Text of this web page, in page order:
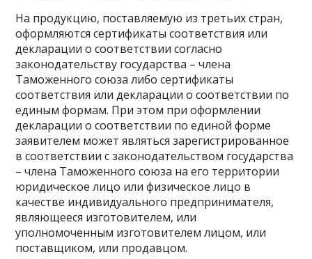
На продукцию, поставляемую из третьих стран,
оформляются сертификаты соответствия или
декларации о соответствии согласно
законодательству государства – члена
Таможенного союза либо сертификаты
соответствия или декларации о соответствии по
единым формам. При этом при оформлении
декларации о соответствии по единой форме
заявителем может являться зарегистрированное
в соответствии с законодательством государства
– члена Таможенного союза на его территории
юридическое лицо или физическое лицо в
качестве индивидуального предпринимателя,
являющееся изготовителем, или
уполномоченным изготовителем лицом, или
поставщиком, или продавцом.